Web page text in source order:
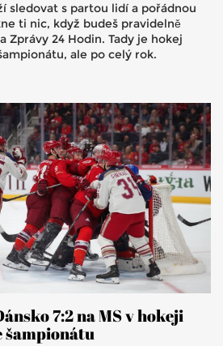
sledovat s partou lidí a pořádnou
ti nic, když budeš pravidelně
Zprávy 24 Hodin. Tady je hokej
ale po celý rok.
7:2 na MS v hokeji
šampionátu